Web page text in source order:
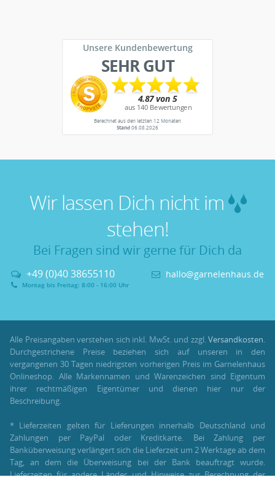
Unsere Kundenbewertung
SEHR GUT
Berechnet aus den letzten 12 Monaten
Stand06.08.2026
Wir lassen Dich nicht im
stehen!
Bei Fragen sind wir gerne für Dich da
+49 (0)40 38655110
Montag bis Freitag: 8:00 - 16:00 Uhr
hallo@garnelenhaus.de
Alle Preisangaben verstehen sich inkl. MwSt. und zzgl.Versandkosten.
Durchgestrichene Preise beziehen sich auf unseren in den
vergangenen 30 Tagen niedrigsten vorherigen Preis im Garnelenhaus
Onlineshop. Alle Markennamen und Warenzeichen sind Eigentum
ihrer rechtmäßigen Eigentümer und dienen hier nur der
Beschreibung.
* Lieferzeiten gelten für Lieferungen innerhalb Deutschland und
Zahlungen per PayPal oder Kreditkarte. Bei Zahlung per
Banküberweisung verlängert sich die Lieferzeit um 2 Werktage ab dem
Tag, an dem die Überweisung bei der Bank beauftragt wurde.
Lieferzeiten für andere Länder und Hinweise zur Berechnung der